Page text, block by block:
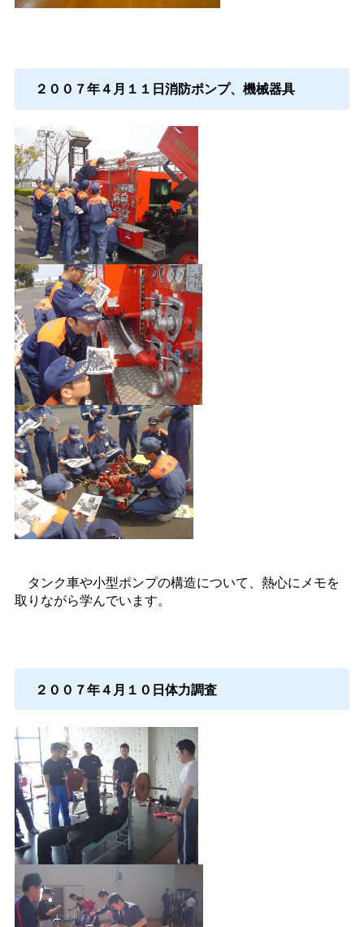
２００７年４月１１日消防ポンプ、機械器具
タンク車や小型ポンプの構造について、熱心にメモを
取りながら学んでいます。
２００７年４月１０日体力調査